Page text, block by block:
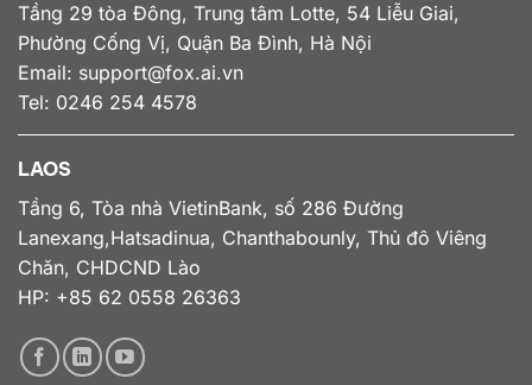
Tầng 29 tòa Đông, Trung tâm Lotte, 54 Liễu Giai,
Phường Cống Vị, Quận Ba Đình, Hà Nội
Email: support@fox.ai.vn
Tel: 0246 254 4578
LAOS
Tầng 6, Tòa nhà VietinBank, số 286 Đường
Lanexang,Hatsadinua, Chanthabounly, Thủ đô Viêng
Chăn, CHDCND Lào
HP: +85 62 0558 26363